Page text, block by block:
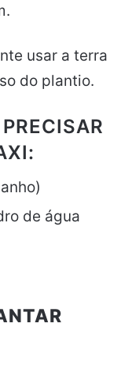
usar a terra
do plantio.
de água